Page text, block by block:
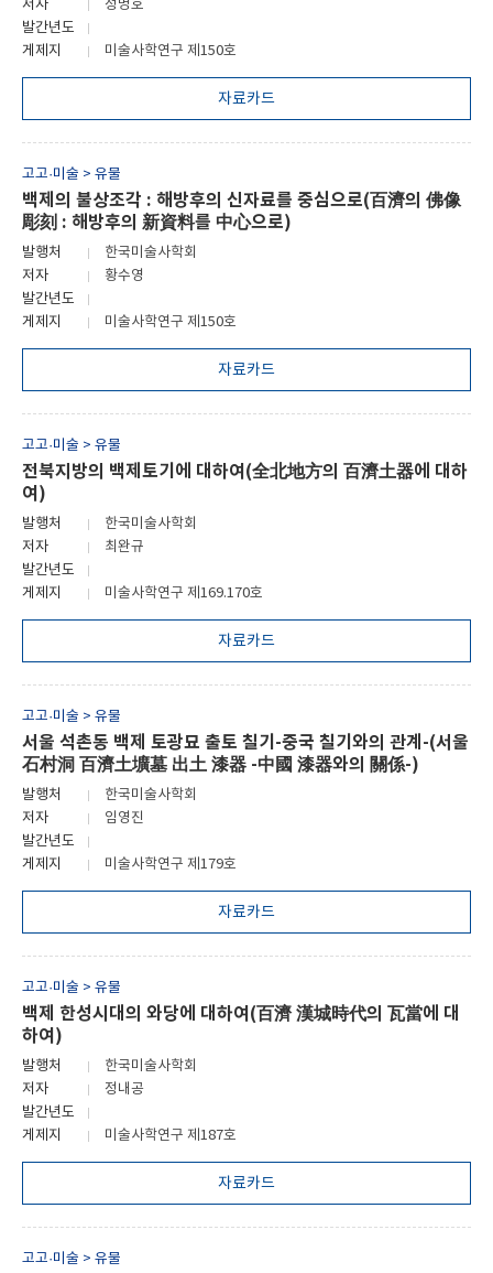
저자
정명호
발간년도
게제지
미술사학연구 제150호
자료카드
고고·미술 > 유물
백제의 불상조각 : 해방후의 신자료를 중심으로(百濟의 佛像
彫刻 : 해방후의 新資料를 中心으로)
발행처
한국미술사학회
저자
황수영
발간년도
게제지
미술사학연구 제150호
자료카드
고고·미술 > 유물
전북지방의 백제토기에 대하여(全北地方의 百濟土器에 대하
여)
발행처
한국미술사학회
저자
최완규
발간년도
게제지
미술사학연구 제169.170호
자료카드
고고·미술 > 유물
서울 석촌동 백제 토광묘 출토 칠기-중국 칠기와의 관계-(서울
石村洞 百濟土壙墓 出土 漆器 -中國 漆器와의 關係-)
발행처
한국미술사학회
저자
임영진
발간년도
게제지
미술사학연구 제179호
자료카드
고고·미술 > 유물
백제 한성시대의 와당에 대하여(百濟 漢城時代의 瓦當에 대
하여)
발행처
한국미술사학회
저자
정내공
발간년도
게제지
미술사학연구 제187호
자료카드
고고·미술 > 유물